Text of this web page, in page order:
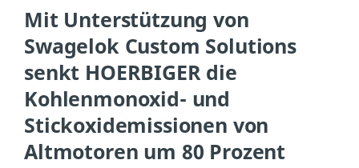
Mit Unterstützung von
Swagelok Custom Solutions
senkt HOERBIGER die
Kohlenmonoxid- und
Stickoxidemissionen von
Altmotoren um 80 Prozent